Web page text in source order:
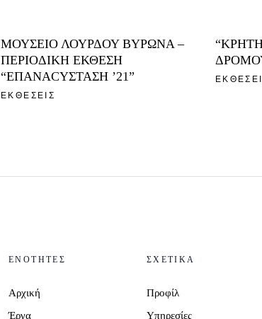
ΜΟΥΣΕΙΟ ΛΟΥΡΔΟΥ ΒΥΡΩΝΑ –
ΠΕΡΙΟΔΙΚΗ ΕΚΘΕΣΗ
“ΕΠΑΝΑCΥΣΤΑΣΗ ’21”
ΕΚΘΕΣΕΙΣ
ΕΝΟΤΗΤΕΣ
Αρχική
Έργα
ΣΧΕΤΙΚΑ
Προφίλ
Υπηρεσίες